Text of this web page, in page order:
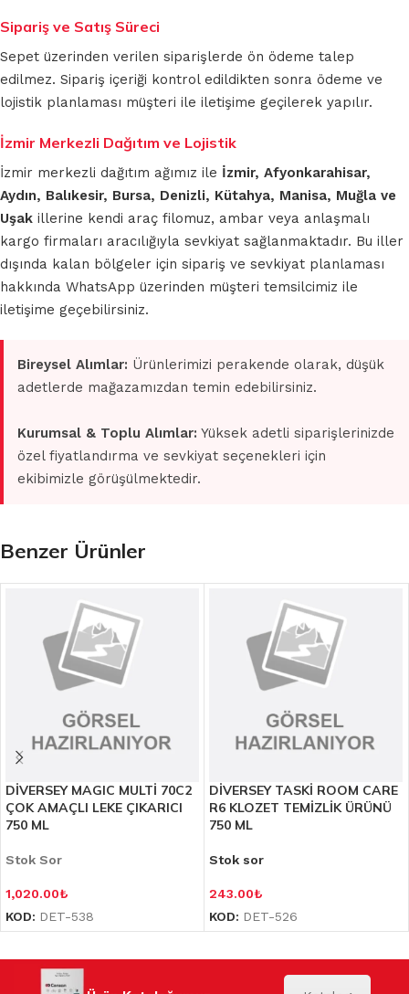
Sipariş ve Satış Süreci
Sepet üzerinden verilen siparişlerde ön ödeme talep
edilmez. Sipariş içeriği kontrol edildikten sonra ödeme ve
lojistik planlaması müşteri ile iletişime geçilerek yapılır.
İzmir Merkezli Dağıtım ve Lojistik
İzmir merkezli dağıtım ağımız ile İzmir, Afyonkarahisar,
Aydın, Balıkesir, Bursa, Denizli, Kütahya, Manisa, Muğla ve
Uşak illerine kendi araç filomuz, ambar veya anlaşmalı
kargo firmaları aracılığıyla sevkiyat sağlanmaktadır. Bu iller
dışında kalan bölgeler için sipariş ve sevkiyat planlaması
hakkında WhatsApp üzerinden müşteri temsilcimiz ile
iletişime geçebilirsiniz.
Bireysel Alımlar: Ürünlerimizi perakende olarak, düşük
adetlerde mağazamızdan temin edebilirsiniz.
Kurumsal & Toplu Alımlar: Yüksek adetli siparişlerinizde
özel fiyatlandırma ve sevkiyat seçenekleri için
ekibimizle görüşülmektedir.
Benzer Ürünler
DİVERSEY MAGIC MULTİ 70C2
ÇOK AMAÇLI LEKE ÇIKARICI
750 ML
Stok Sor
1,020.00₺
KOD: DET-538
DİVERSEY TASKİ ROOM CARE
R6 KLOZET TEMİZLİK ÜRÜNÜ
750 ML
Stok sor
243.00₺
KOD: DET-526